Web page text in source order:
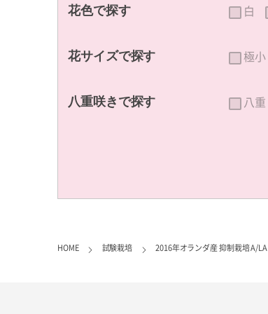
花色で探す 白
花サイズで探す 極小
八重咲きで探す 八重
HOME 試験栽培 2016年オランダ産 抑制栽培 A/LA